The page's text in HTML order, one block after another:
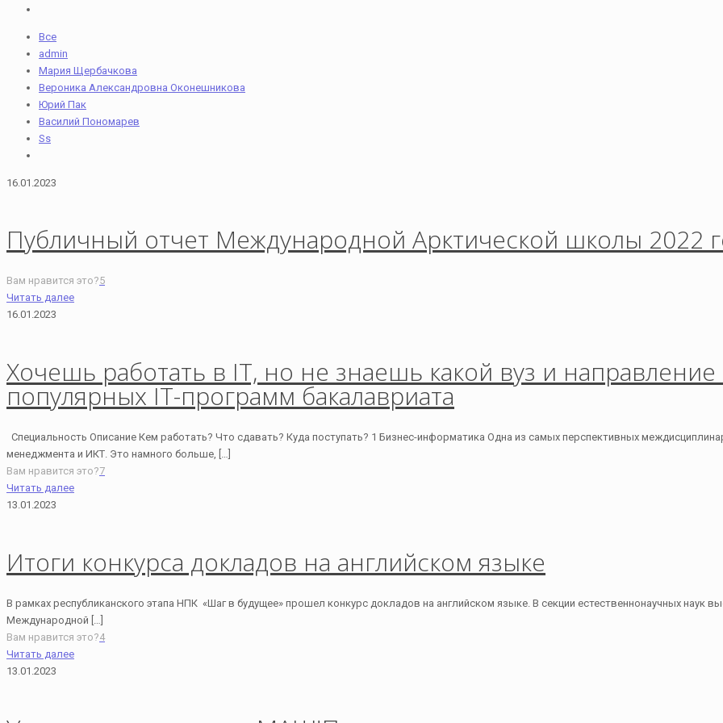
Все
admin
Мария Щербачкова
Вероника Александровна Оконешникова
Юрий Пак
Василий Пономарев
Ss
16.01.2023
Публичный отчет Международной Арктической школы 2022
Вам нравится это?5
Читать далее
16.01.2023
Хочешь работать в IT, но не знаешь какой вуз и
популярных IT-программ бакалавриата
Специальность Описание Кем работать? Что сдавать? Куда поступать? 1 Бизнес-информатика Одна из самых перспективных
менеджмента и ИКТ. Это намного больше, […]
Вам нравится это?7
Читать далее
13.01.2023
Итоги конкурса докладов на английском языке
В рамках республиканского этапа НПК «Шаг в будущее» прошел конкурс докладов на английском языке. В секции естественнонаучных наук
Международной
Вам нравится это?4
Читать далее
13.01.2023